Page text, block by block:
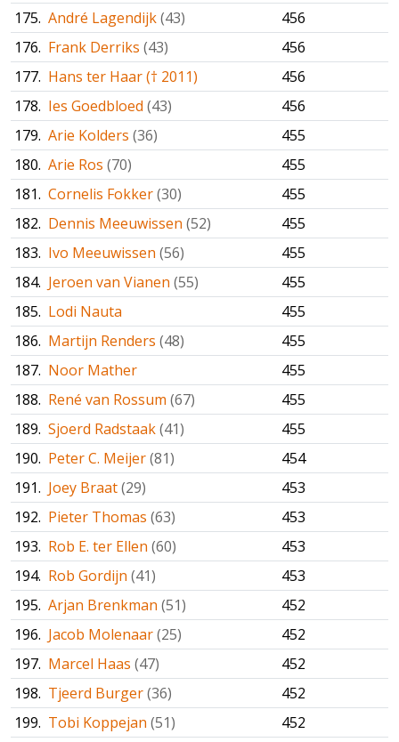
175. André Lagendijk(43)
456
176. Frank Derriks (43)
456
177. Hans ter Haar († 2011)
456
178. Ies Goedbloed (43)
456
179. Arie Kolders (36)
455
180. Arie Ros (70)
455
181. Cornelis Fokker(30)
455
182. Dennis Meeuwissen (52)
455
183. Ivo Meeuwissen (56)
455
184. Jeroen van Vianen (55)
455
185. Lodi Nauta
455
186. Martijn Renders (48)
455
187. Noor Mather
455
188. René van Rossum (67)
455
189. Sjoerd Radstaak(41)
455
190. Peter C. Meijer(81)
454
191. Joey Braat(29)
453
192. Pieter Thomas (63)
453
193. Rob E. ter Ellen (60)
453
194. Rob Gordijn (41)
453
195. Arjan Brenkman (51)
452
196. Jacob Molenaar(25)
452
197. Marcel Haas (47)
452
198. Tjeerd Burger(36)
452
199. Tobi Koppejan (51)
452